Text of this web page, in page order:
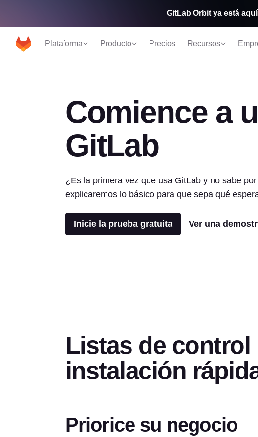
Plataforma Producto Precios Recursos
GitLab Orbit ya está
Comience a
GitLab
¿Es la primera vez que usa GitLab y no sabe
explicaremos lo básico para que sepa qué
Inicie la prueba gratuita Ver una
Listas de control
instalación
Priorice su negocio